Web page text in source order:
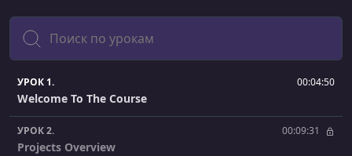
Поиск
УРОК 1. 00:04:50
Welcome To The Course
УРОК 2. 00:09:31
Projects Overview